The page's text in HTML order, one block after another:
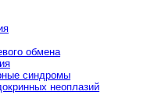
обмена
синдромы
неоплазий